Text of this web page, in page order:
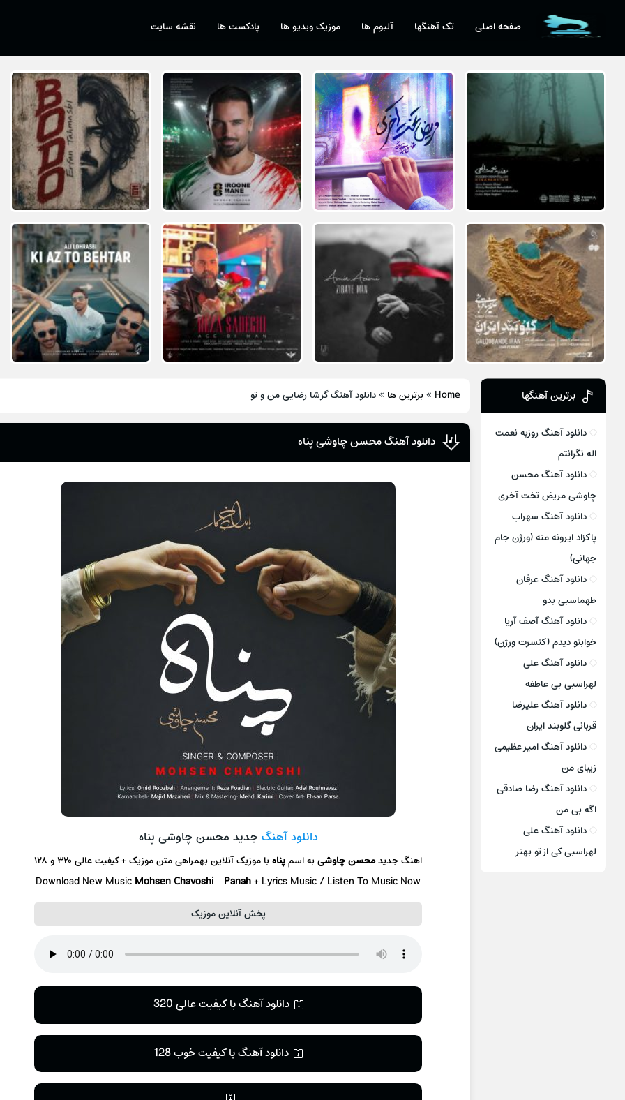
صفحه اصلی تک آهنگها آلبوم ها موزیک ویدیو ها پادکست ها نقشه سایت
Home
»برترین ها »دانلود آهنگ گرشا رضایی من و تو
دانلود آهنگ محسن چاوشی پناه
دانلود آهنگ جدید محسن چاوشی پناه
اهنگ جدیدمحسن چاوشیبه اسمپناهبا موزیک آنلاین بهمراهی متن موزیک + کیفیت عالی ۳۲۰ و ۱۲۸
Download New Music Mohsen Chavoshi– Panah+ Lyrics Music / Listen To Music Now
پخش آنلاین موزیک
دانلود آهنگ با کیفیت عالی 320
دانلود آهنگ با کیفیت خوب 128
برترین آهنگها
دانلود آهنگ روزبه نعمت
اله نگرانتم
دانلود آهنگ محسن
چاوشی مریض تخت آخری
دانلود آهنگ سهراب
پاکزاد ایرونه منه (ورژن جام
جهانی)
دانلود آهنگ عرفان
طهماسبی بدو
دانلود آهنگ آصف آریا
خوابتو دیدم (کنسرت ورژن)
دانلود آهنگ علی
لهراسبی بی عاطفه
دانلود آهنگ علیرضا
قربانی گلوبند ایران
دانلود آهنگ امیر عظیمی
زیبای من
دانلود آهنگ رضا صادقی
اگه بی من
دانلود آهنگ علی
لهراسبی کی از تو ‌بهتر